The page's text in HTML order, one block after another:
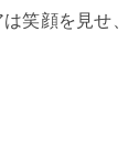
笑顔を見せ、